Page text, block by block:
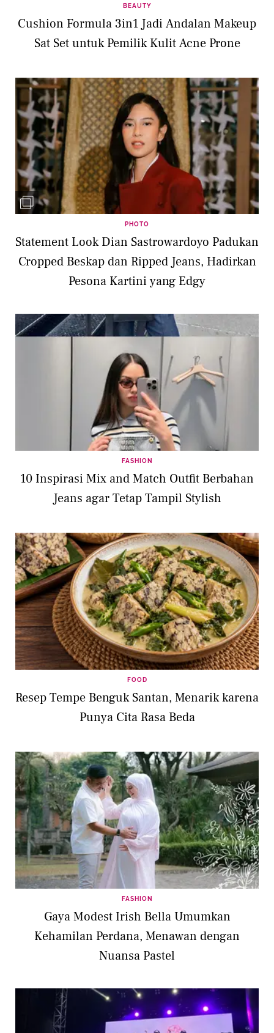
BEAUTY
Cushion Formula 3in1 Jadi Andalan Makeup
Sat Set untuk Pemilik Kulit Acne Prone
PHOTO
Statement Look Dian Sastrowardoyo Padukan
Cropped Beskap dan Ripped Jeans, Hadirkan
Pesona Kartini yang Edgy
FASHION
10 Inspirasi Mix and Match Outfit Berbahan
Jeans agar Tetap Tampil Stylish
FOOD
Resep Tempe Benguk Santan, Menarik karena
Punya Cita Rasa Beda
FASHION
Gaya Modest Irish Bella Umumkan
Kehamilan Perdana, Menawan dengan
Nuansa Pastel